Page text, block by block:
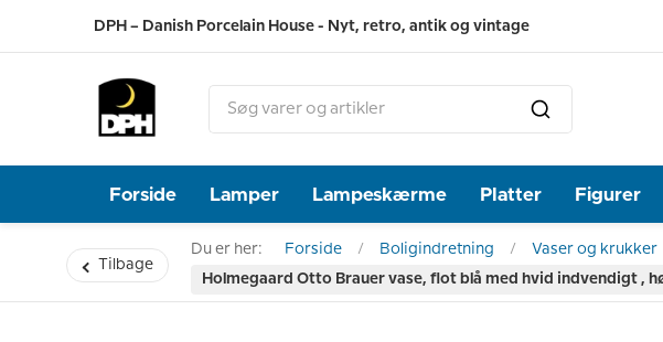
DPH – Danish Porcelain House - Nyt, retro, antik og vintage
Forside Lamper Lampeskærme Platter Figurer
Tilbage
Du er her: Forside Boligindretning Vaser og krukker
Holmegaard Otto Brauer vase, flot blå med hvid indvendigt ,